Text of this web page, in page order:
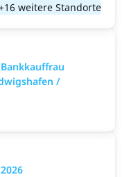
weitere Standorte
/